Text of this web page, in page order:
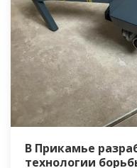
В Прикамье
технологии